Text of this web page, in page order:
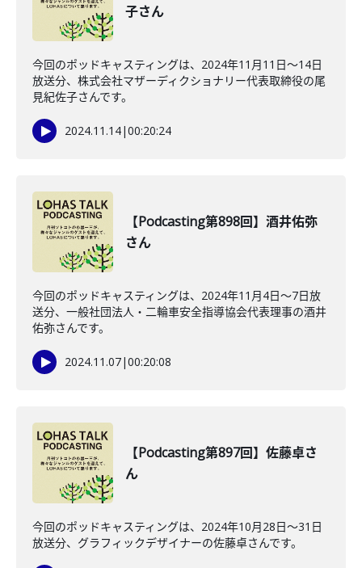
子さん
今回のポッドキャスティングは、2024年11月11日～14日
放送分、株式会社マザーディクショナリー代表取締役の尾
見紀佐子さんです。
2024.11.14|00:20:24
【Podcasting第898回】酒井佑弥
さん
今回のポッドキャスティングは、2024年11月4日～7日放
送分、一般社団法人・二輪車安全指導協会代表理事の酒井
佑弥さんです。
2024.11.07|00:20:08
【Podcasting第897回】佐藤卓さ
ん
今回のポッドキャスティングは、2024年10月28日〜31日
放送分、グラフィックデザイナーの佐藤卓さんです。